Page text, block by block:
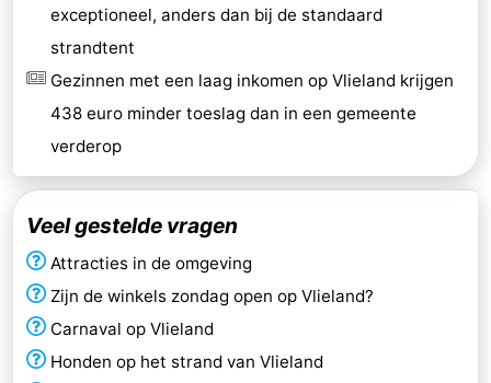
exceptioneel, anders dan bij de standaard
strandtent
Gezinnen met een laag inkomen op Vlieland krijgen
438 euro minder toeslag dan in een gemeente
verderop
Veel gestelde vragen
Attracties in de omgeving
Zijn de winkels zondag open op Vlieland?
Carnaval op Vlieland
Honden op het strand van Vlieland